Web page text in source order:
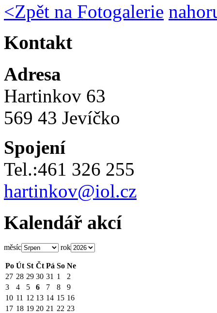
<Zpět na Fotogalerie
Kontakt
Adresa
Hartinkov 63
569 43 Jevíčko
Spojení
Tel.:461 326 255
hartinkov@iol.cz
Kalendář akcí
měsíc rok
Po Út St Čt Pá So Ne
27 28 29 30 31 1
2
3
4 5 6 7 8
9
10 11 12 13 14 15 16
17 18 19 20 21 22 23